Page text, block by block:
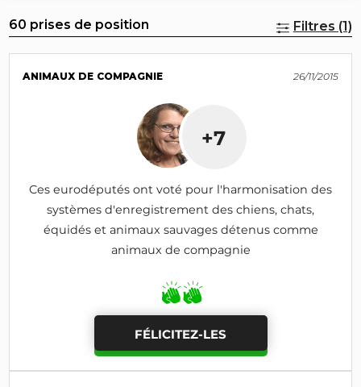
60 prises de position Filtres (1)
ANIMAUX DE COMPAGNIE 26/11/2015
+7
Ces eurodéputés ont voté pour l'harmonisation des
systèmes d'enregistrement des chiens, chats,
équidés et animaux sauvages détenus comme
animaux de compagnie
FÉLICITEZ-LES